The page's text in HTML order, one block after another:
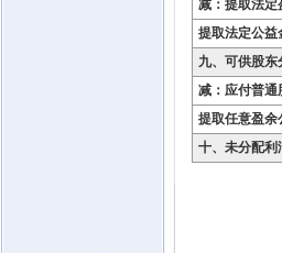
减：提取法定
提取法定公益
九、可供股东
减：应付普通
提取任意盈余
十、未分配利